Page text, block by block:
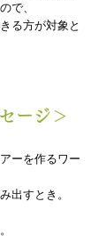
で、
る方が対象と
ージ＞
ーを作るワー
出すとき。